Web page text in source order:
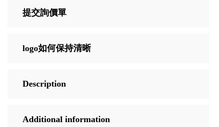
提交詢價單
logo如何保持清晰
Description
Additional information